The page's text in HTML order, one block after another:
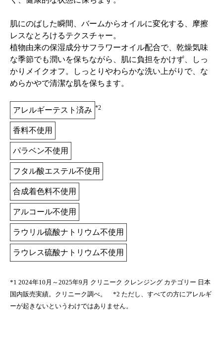
肌にのばした瞬間、バームからオイルに変化する、摩擦
レスなとろけるテクスチャー。
植物由来の保湿成分サフラワーオイル配合で、乾燥気味
な季節でも潤いを保ちながら、肌に負担をかけず、しっ
かりメイクオフ。しっとりやわらかな洗い上がりで、な
めらかやで清潔な肌を保ちます。
アレルギーテスト済み *2
香料不使用
パラベン不使用
フタル酸エステル不使用
合成着色料不使用
アルコール不使用
ラウリル硫酸ナトリウム不使用
ラウレス硫酸ナトリウム不使用
*1 2024年10月～2025年9月 クリニーク クレンジング カテゴリー 日本
国内販売実績。クリニーク調べ。 *2 ただし、すべての方にアレルギ
ーが起きないというわけではありません。